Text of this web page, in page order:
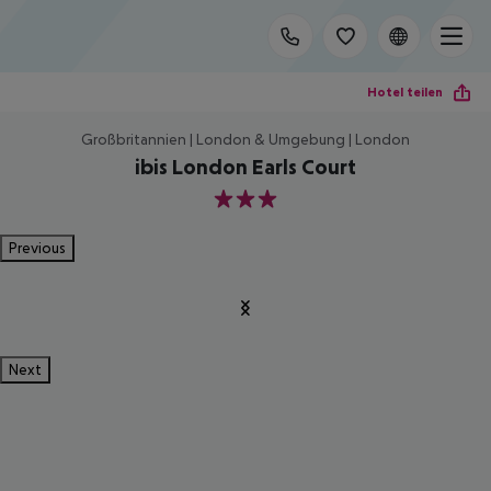
Hotel teilen
Großbritannien | London & Umgebung | London
ibis London Earls Court
3
Previous
Next